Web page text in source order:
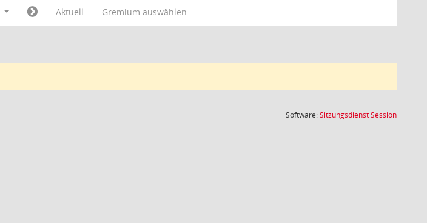
Aktuell Gremium auswählen
Software:SitzungsdienstSession(Wird in